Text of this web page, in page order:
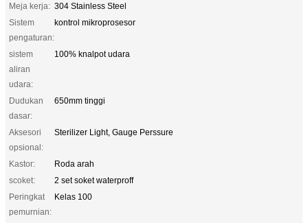
Meja kerja: 304 Stainless Steel
Sistem
pengaturan:
kontrol mikroprosesor
sistem
aliran
udara:
100% knalpot udara
Dudukan
dasar:
650mm tinggi
Aksesori
opsional:
Sterilizer Light, Gauge Perssure
Kastor:
Roda arah
scoket:
2 set soket waterproff
Peringkat
pemurnian:
Kelas 100